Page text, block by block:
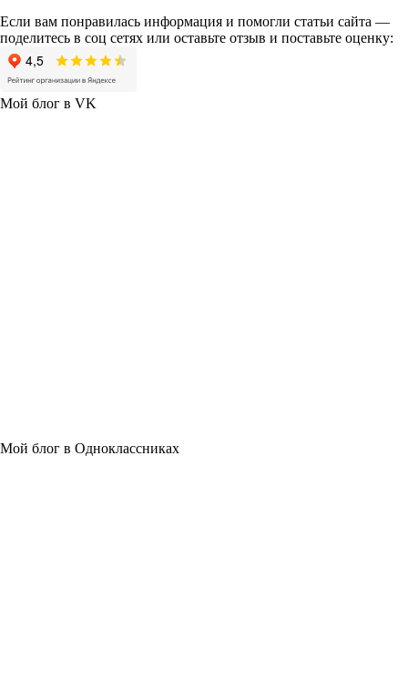
Если вам понравилась информация и помогли статьи сайта —
поделитесь в соц сетях или оставьте отзыв и поставьте оценку:
Мой блог в VK
Мой блог в Одноклассниках